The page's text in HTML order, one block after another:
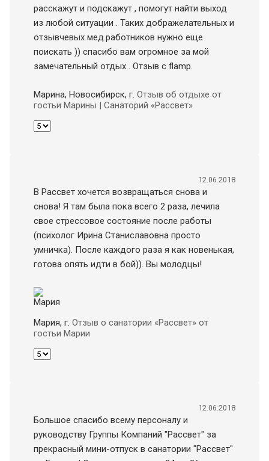
расскажут и подскажут , помогут найти выход
из любой ситуации . Таких дображелательных и
отзывчевых мед.работников нужно еще
поискать )) спасибо вам огромное за мой
замечательный отдых . Отзыв с flamp.
Марина, Новосибирск, г. Отзыв об отдыхе от
гостьи Марины | Санаторий «Рассвет»
12.06.2018
В Рассвет хочется возвращаться снова и
снова! Я там была пока всего 2 раза, лечила
свое стрессовое состояние после работы
(психолог Ирина Станиславовна просто
умничка). После каждого раза я как новенькая,
готова опять идти в бой)). Вы молодцы!
Мария, г. Отзыв о санатории «Рассвет» от
гостьи Марии
12.06.2018
Большое спасибо всему персоналу и
руководству Группы Компаний "Рассвет" за
прекрасный мини-отпуск в санатории "Рассвет"